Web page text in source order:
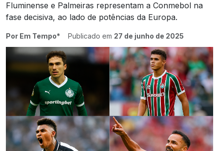
Fluminense e Palmeiras representam a Conmebol na
fase decisiva, ao lado de potências da Europa.
Por Em Tempo* Publicado em 27 de junho de 2025